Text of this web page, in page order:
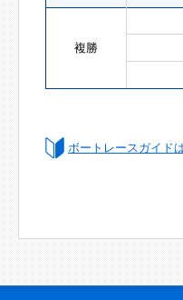
複勝
ボートレースガイド